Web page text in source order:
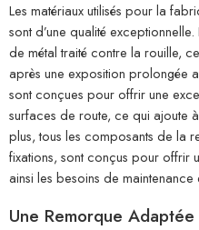
Les matériaux utilisés pour la
sont d’une qualité
de métal traité contre la rouille,
après une exposition prolongée
sont conçues pour offrir une
surfaces de route, ce qui ajoute
plus, tous les composants de la
fixations, sont conçus pour offrir
ainsi les besoins de maintenance
Une Remorque